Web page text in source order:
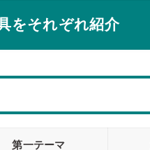
をそれぞれ紹介
第一テーマ